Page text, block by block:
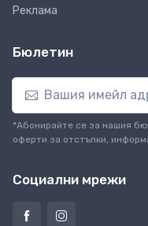
Реклама
Бюлетин
*Абонирайте се за нашия
оферти за отстъпки,
Социални мрежи